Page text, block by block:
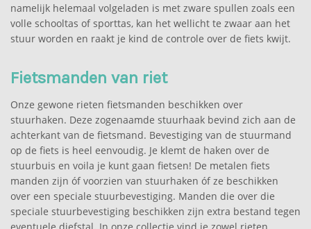
namelijk helemaal volgeladen is met zware spullen zoals een
volle schooltas of sporttas, kan het wellicht te zwaar aan het
stuur worden en raakt je kind de controle over de fiets kwijt.
Fietsmanden van riet
Onze gewone rieten fietsmanden beschikken over
stuurhaken. Deze zogenaamde stuurhaak bevind zich aan de
achterkant van de fietsmand. Bevestiging van de stuurmand
op de fiets is heel eenvoudig. Je klemt de haken over de
stuurbuis en voila je kunt gaan fietsen! De metalen fiets
manden zijn óf voorzien van stuurhaken óf ze beschikken
over een speciale stuurbevestiging. Manden die over die
speciale stuurbevestiging beschikken zijn extra bestand tegen
eventuele diefstal. In onze collectie vind je zowel rieten